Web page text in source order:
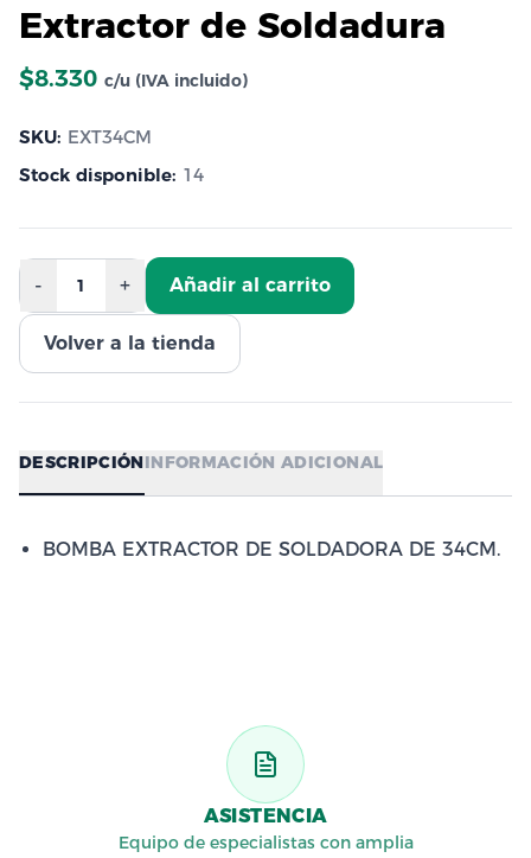
Extractor de Soldadura
$8.330 c/u (IVA incluido)
SKU: EXT34CM
Stock disponible: 14
- 1 + Añadir al carrito
Volver a la tienda
DESCRIPCIÓNINFORMACIÓN ADICIONAL
BOMBA EXTRACTOR DE SOLDADORA DE 34CM.
ASISTENCIA
Equipo de especialistas con amplia